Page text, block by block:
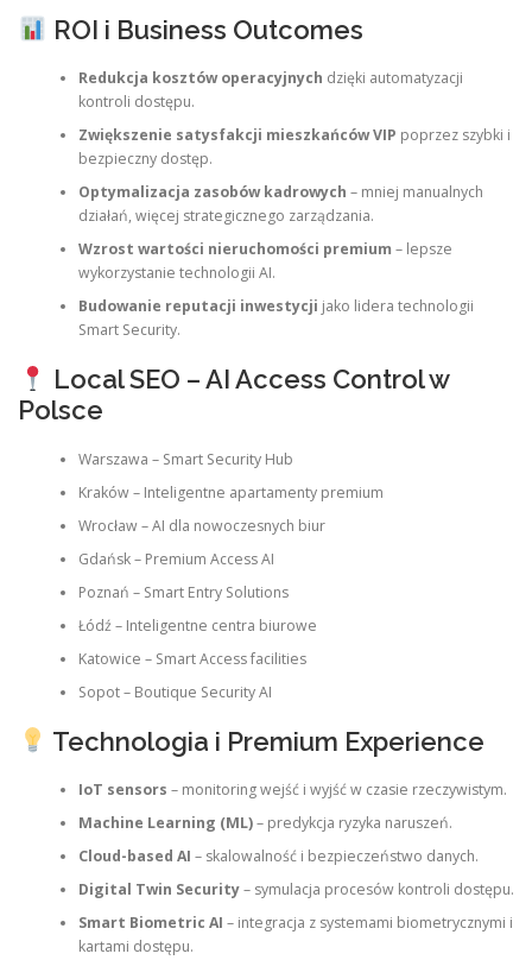
ROI i Business Outcomes
Redukcja kosztów operacyjnych dzięki automatyzacji
kontroli dostępu.
Zwiększenie satysfakcji mieszkańców VIP poprzez szybki i
bezpieczny dostęp.
Optymalizacja zasobów kadrowych – mniej manualnych
działań, więcej strategicznego zarządzania.
Wzrost wartości nieruchomości premium – lepsze
wykorzystanie technologii AI.
Budowanie reputacji inwestycji jako lidera technologii
Smart Security.
Local SEO – AI Access Control w
Polsce
Warszawa – Smart Security Hub
Kraków – Inteligentne apartamenty premium
Wrocław – AI dla nowoczesnych biur
Gdańsk – Premium Access AI
Poznań – Smart Entry Solutions
Łódź – Inteligentne centra biurowe
Katowice – Smart Access facilities
Sopot – Boutique Security AI
Technologia i Premium Experience
IoT sensors – monitoring wejść i wyjść w czasie rzeczywistym.
Machine Learning (ML)– predykcja ryzyka naruszeń.
Cloud-based AI – skalowalność i bezpieczeństwo danych.
Digital Twin Security– symulacja procesów kontroli dostępu.
Smart Biometric AI – integracja z systemami biometrycznymi i
kartami dostępu.